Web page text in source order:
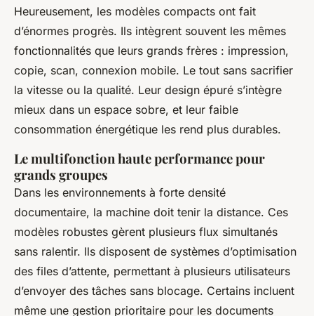
Heureusement, les modèles compacts ont fait
d’énormes progrès. Ils intègrent souvent les mêmes
fonctionnalités que leurs grands frères : impression,
copie, scan, connexion mobile. Le tout sans sacrifier
la vitesse ou la qualité. Leur design épuré s’intègre
mieux dans un espace sobre, et leur faible
consommation énergétique les rend plus durables.
Le multifonction haute performance pour
grands groupes
Dans les environnements à forte densité
documentaire, la machine doit tenir la distance. Ces
modèles robustes gèrent plusieurs flux simultanés
sans ralentir. Ils disposent de systèmes d’optimisation
des files d’attente, permettant à plusieurs utilisateurs
d’envoyer des tâches sans blocage. Certains incluent
même une gestion prioritaire pour les documents